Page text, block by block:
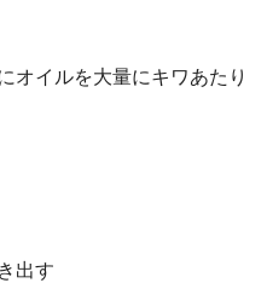
オイルを大量にキワあたり
出す